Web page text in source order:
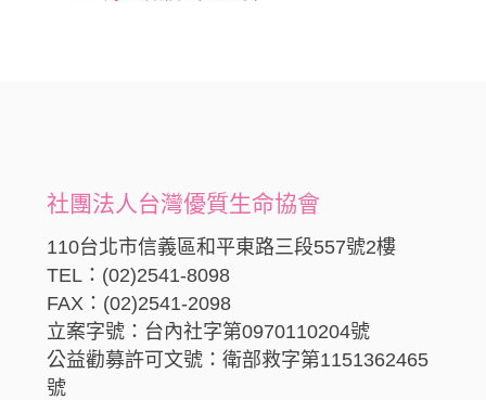
社團法人台灣優質生命協會
110台北市信義區和平東路三段557號2樓
TEL：(02)2541-8098
FAX：(02)2541-2098
立案字號：台內社字第0970110204號
公益勸募許可文號：衛部救字第1151362465
號